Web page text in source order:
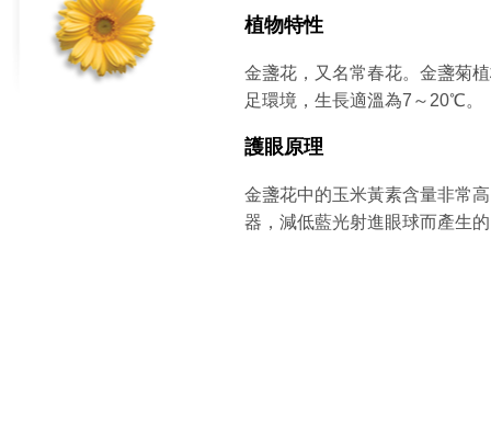
植物特性
金盞花，又名常春花。金盞菊
足環境，生長適溫為7～20℃。
護眼原理
金盞花中的玉米黃素含量非常
器，減低藍光射進眼球而產生